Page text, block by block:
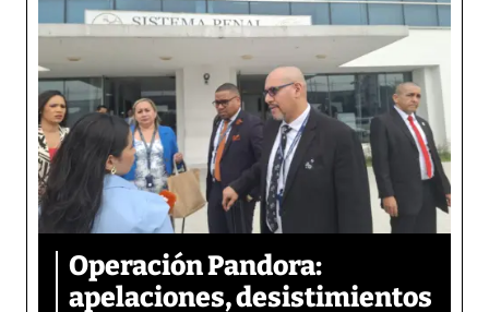
Operación Pandora:
apelaciones, desistimientos